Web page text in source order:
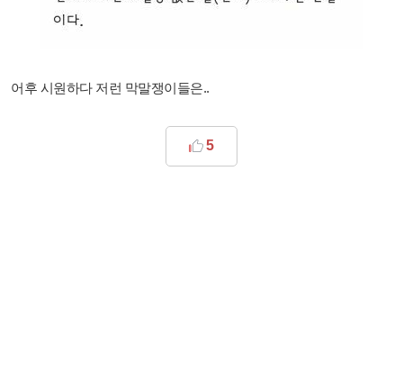
어후 시원하다 저런 막말쟁이들은..
5